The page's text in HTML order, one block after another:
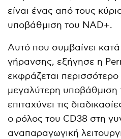
είναι ένας από τους
υποβάθμιση του NAD+.
Αυτό που συμβαίνει κατά
γήρανσης, εξήγησε η
εκφράζεται
μεγαλύτερη υποβάθμιση
επιταχύνει τις
ο ρόλος του CD38 στη
αναπαραγωγική